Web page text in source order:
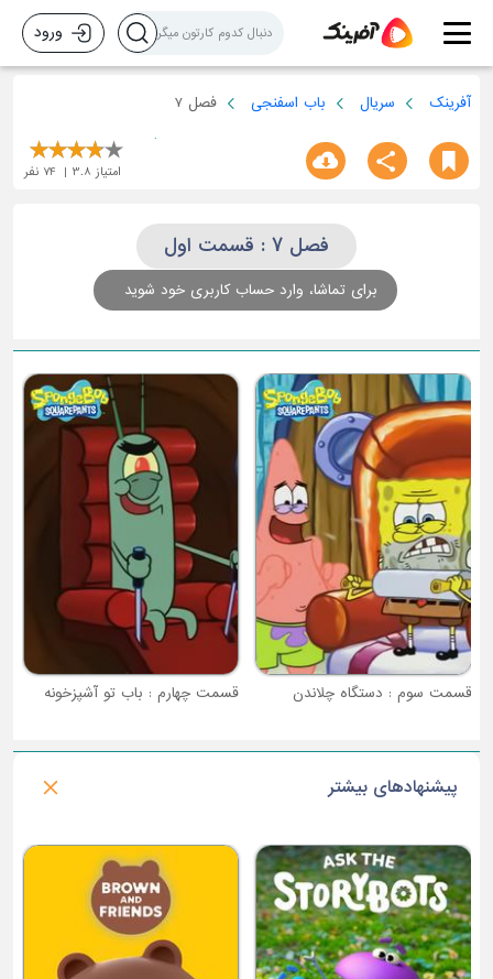
ورود
آفرینک سریال باب اسفنجی فصل 7
امتیاز 3.8
74 نفر
فصل 7 : قسمت اول
برای تماشا، وارد حساب کاربری خود شوید
قسمت سوم : دستگاه چلاندن قسمت چهارم : باب تو آشپزخونه
پیشنهادهای بیشتر